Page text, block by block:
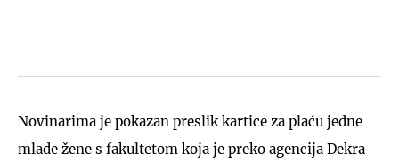
Novinarima je pokazan preslik kartice za plaću jedne
mlade žene s fakultetom koja je preko agencija Dekra